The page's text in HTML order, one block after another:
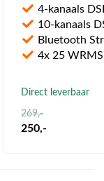
4-kanaals
10-kanaals
Bluetooth
4x 25
Direct leverbaar
269,-
250,-